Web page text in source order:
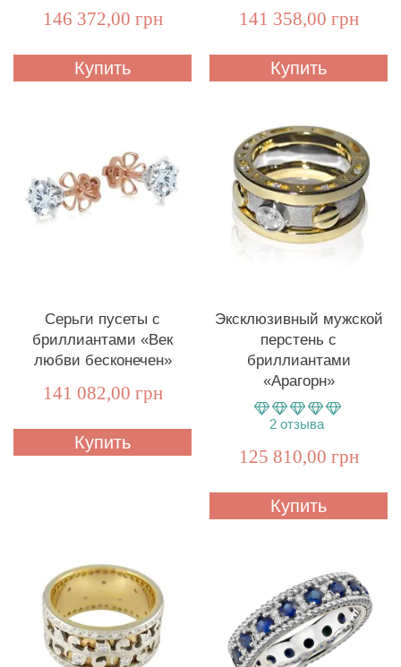
146 372,00 грн
Купить
141 358,00 грн
Купить
Серьги пусеты с
бриллиантами «Век
любви бесконечен»
141 082,00 грн
Купить
Эксклюзивный мужской
перстень с
бриллиантами
«Арагорн»
2 отзыва
125 810,00 грн
Купить